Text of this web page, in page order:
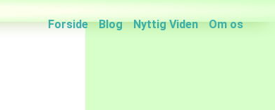
Forside Blog Nyttig Viden Om os